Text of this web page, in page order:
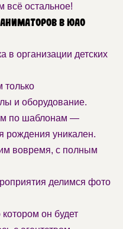
всё остальное!
в ЮАО
в организации детских
только
и оборудование.
по шаблонам —
рождения уникален.
вовремя, с полным
делимся фото
он будет